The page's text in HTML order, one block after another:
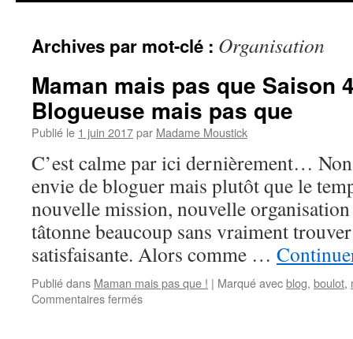
Archives par mot-clé : Organisation
Maman mais pas que Saison
Blogueuse mais pas que
Publié le 1 juin 2017par Madame Moustick
C’est calme par ici dernièrement…
envie de bloguer mais plutôt que le
nouvelle mission, nouvelle organisation
tâtonne beaucoup sans vraiment
satisfaisante. Alors comme …
Publié dans Maman mais pas que ! | Marqué avecblog, boulot,
Commentaires fermés